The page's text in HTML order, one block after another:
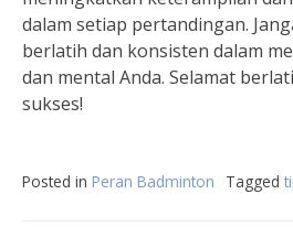
dalam setiap pertandingan.
berlatih dan konsisten dalam
dan mental Anda. Selamat
sukses!
Posted in Peran Badminton Tagged